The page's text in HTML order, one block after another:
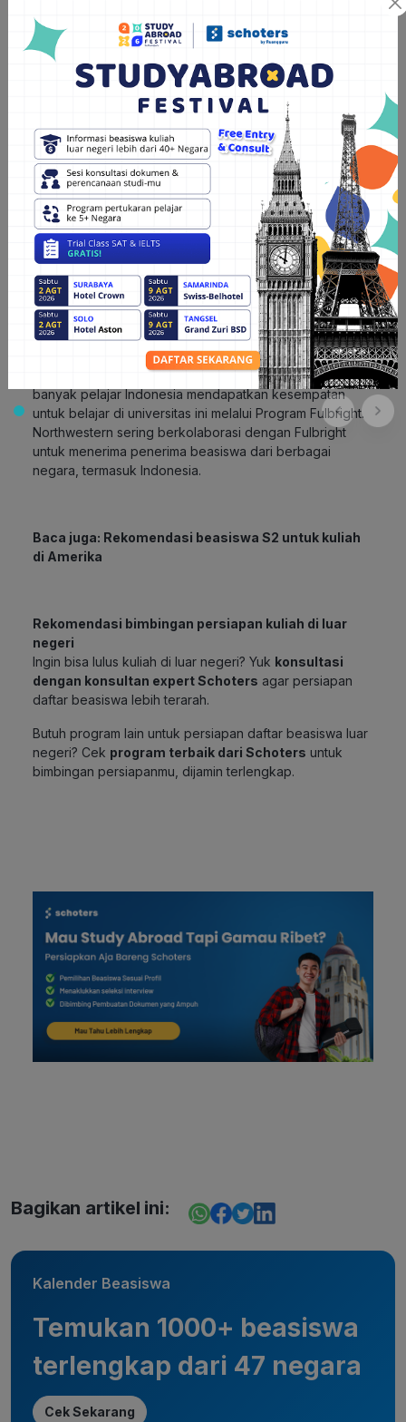
pendidikan, menawarkan beberapa program beasiswa
yang dapat diakses oleh pelajar Indonesia. Berikut ini
adalah beberapa opsi beasiswa yang mungkin tersedia:
1. Northwestern International Scholars Program
Program ini khusus dirancang untuk mahasiswa
internasional berprestasi, termasuk pelajar Indonesia.
Program beasiswa ini menawarkan bantuan keuangan
untuk membantu membiayai pendidikan, berdasarkan
kebutuhan dan prestasi akademik.
2. Emerging Markets Scholarship
Northwestern mungkin menawarkan beasiswa khusus
untuk pelajar dari negara-negara berkembang, termasuk
Indonesia. Beasiswa ini bertujuan untuk mendukung
mahasiswa yang berpotensi memberikan dampak positif
di negara asal mereka setelah menyelesaikan studi.
3. Kerjasama dengan Program Fulbright
Meskipun bukan secara langsung dari Northwestern,
banyak pelajar Indonesia mendapatkan kesempatan
untuk belajar di universitas ini melalui Program Fulbright.
Northwestern sering berkolaborasi dengan Fulbright
untuk menerima penerima beasiswa dari berbagai
negara, termasuk Indonesia.
Baca juga: Rekomendasi beasiswa S2 untuk kuliah
di Amerika
Rekomendasi bimbingan persiapan kuliah di luar
negeri
Ingin bisa lulus kuliah di luar negeri? Yuk konsultasi
dengan konsultan expert Schoters agar persiapan
daftar beasiswa lebih terarah.
Butuh program lain untuk persiapan daftar beasiswa luar
negeri? Cek program terbaik dari Schoters untuk
bimbingan persiapanmu, dijamin terlengkap.
Bagikan artikel ini:
Kalender Beasiswa
Temukan 1000+ beasiswa
terlengkap dari 47 negara
Cek Sekarang